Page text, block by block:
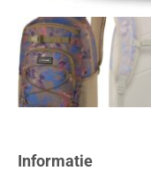
Informatie